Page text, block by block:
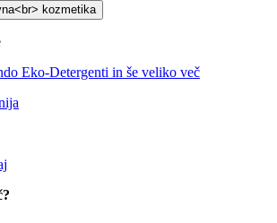
Eko-Detergenti in še veliko več